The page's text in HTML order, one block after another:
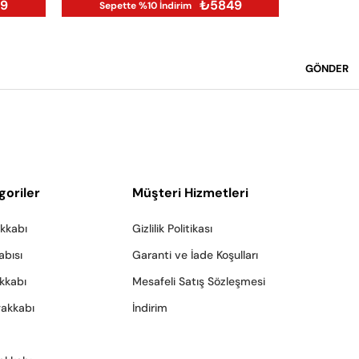
Sepette %10 İndirim ₺5849
GÖNDER
Müşteri Hizmetleri
Gizlilik Politikası
Garanti ve İade Koşulları
Mesafeli Satış Sözleşmesi
İndirim